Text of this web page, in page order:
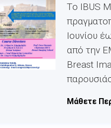
Tο IBUS
Ιουνίου
από την
Breast
Μάθετε